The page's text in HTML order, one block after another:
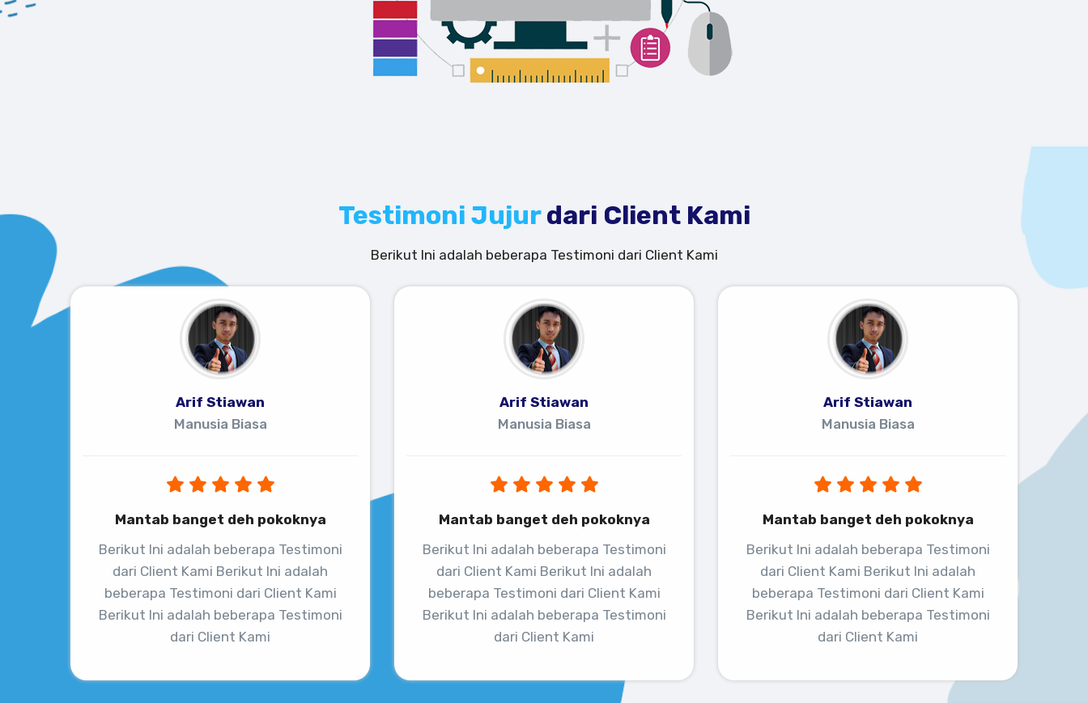
Testimoni Jujurdari Client Kami
Berikut Ini adalah beberapa Testimoni dari Client Kami
Arif Stiawan
Manusia Biasa
Mantab banget deh pokoknya
Berikut Ini adalah beberapa Testimoni
dari Client Kami Berikut Ini adalah
beberapa Testimoni dari Client Kami
Berikut Ini adalah beberapa Testimoni
dari Client Kami
Arif Stiawan
Manusia Biasa
Mantab banget deh pokoknya
Berikut Ini adalah beberapa Testimoni
dari Client Kami Berikut Ini adalah
beberapa Testimoni dari Client Kami
Berikut Ini adalah beberapa Testimoni
dari Client Kami
Arif Stiawan
Manusia Biasa
Mantab banget deh pokoknya
Berikut Ini adalah beberapa Testimoni
dari Client Kami Berikut Ini adalah
beberapa Testimoni dari Client Kami
Berikut Ini adalah beberapa Testimoni
dari Client Kami